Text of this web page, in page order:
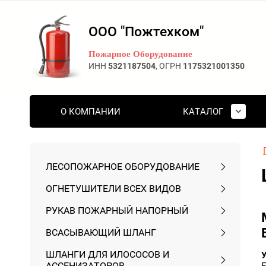
ООО "Пожтехком"
Пожарное Оборудование
ИНН 5321187504, ОГРН 1175321001350
О КОМПАНИИ КАТАЛОГ
ЛЕСОПОЖАРНОЕ ОБОРУДОВАНИЕ
ОГНЕТУШИТЕЛИ ВСЕХ ВИДОВ
РУКАВ ПОЖАРНЫЙ НАПОРНЫЙ
ВСАСЫВАЮЩИЙ ШЛАНГ
ШЛАНГИ ДЛЯ ИЛОСОСОВ И